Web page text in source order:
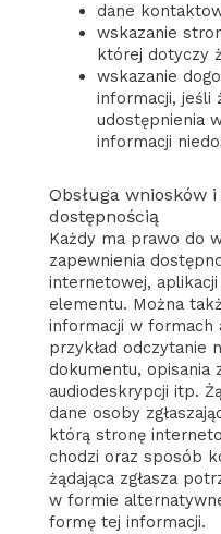
dane
wskazanie
której dotyczy
wskazanie
informacji, jeśli
udostępnienia
informacji
Obsługa wniosków
dostępnością
Każdy ma prawo do
zapewnienia
internetowej,
elementu. Można
informacji w formach
przykład odczytanie
dokumentu, opisania
audiodeskrypcji itp.
dane osoby
którą stronę
chodzi oraz sposób
żądająca zgłasza
w formie
formę tej informacji.